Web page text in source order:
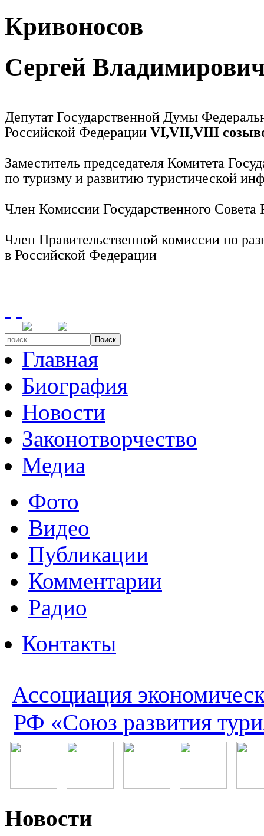
Кривоносов
Сергей
Депутат Государственной Думы
Российской Федерации VI,VII,VIII
Заместитель председателя Комитета
по туризму и развитию туристической
Член Комиссии Государственного
Член Правительственной комиссии по
в Российской Федерации
Поиск
Главная
Биография
Новости
Законотворчество
Медиа
Фото
Видео
Публикации
Комментарии
Радио
Контакты
Ассоциация
РФ «Союз развития
Новости